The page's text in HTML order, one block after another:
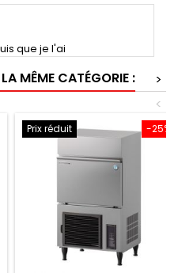
que je l'ai
MÊME CATÉGORIE :
>
<
-25%
Prix réduit